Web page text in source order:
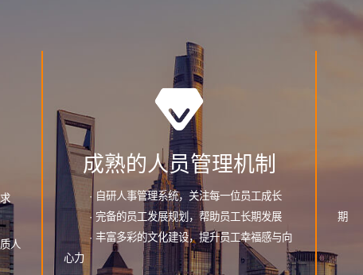
人
成熟的人员管理机制
· 自研人事管理系统，关注每一位员工成长
· 完备的员工发展规划，帮助员工长期发展
· 丰富多彩的文化建设，提升员工幸福感与向
心力
期